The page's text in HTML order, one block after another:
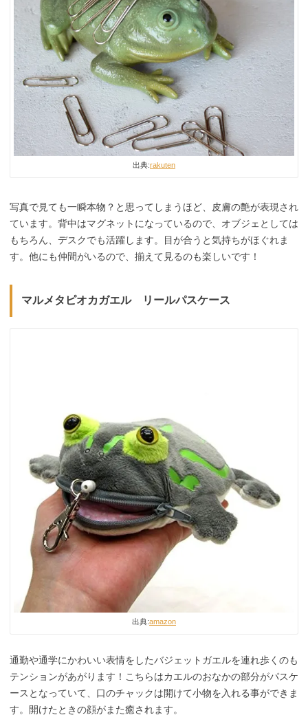
出典:rakuten
写真で見ても一瞬本物？と思ってしまうほど、皮膚の艶が表現され
ています。背中はマグネットになっているので、オブジェとしては
もちろん、デスクでも活躍します。目が合うと気持ちがほぐれま
す。他にも仲間がいるので、揃えて見るのも楽しいです！
マルメタピオカガエル リールパスケース
出典:amazon
通勤や通学にかわいい表情をしたバジェットガエルを連れ歩くのも
テンションがあがります！こちらはカエルのおなかの部分がパスケ
ースとなっていて、口のチャックは開けて小物を入れる事ができま
す。開けたときの顔がまた癒されます。